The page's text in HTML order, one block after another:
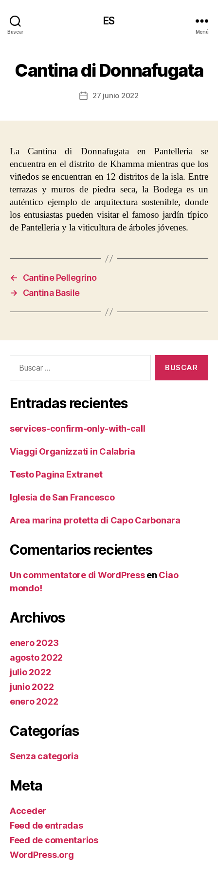
Buscar
ES
Menú
Cantina di Donnafugata
Fecha27 junio 2022
La Cantina di Donnafugata en Pantelleria se
encuentra en el distrito de Khamma mientras que los
viñedos se encuentran en 12 distritos de la isla. Entre
terrazas y muros de piedra seca, la Bodega es un
auténtico ejemplo de arquitectura sostenible, donde
los entusiastas pueden visitar el famoso jardín típico
de Pantelleria y la viticultura de árboles jóvenes.
←
Cantine Pellegrino
→
Cantina Basile
Entradas recientes
services-confirm-only-with-call
Viaggi Organizzati in Calabria
Testo Pagina Extranet
Iglesia de San Francesco
Area marina protetta di Capo Carbonara
Comentarios recientes
Un commentatore di WordPressen Ciao
mondo!
Archivos
enero 2023
agosto 2022
julio 2022
junio 2022
enero 2022
Categorías
Senza categoria
Meta
Acceder
Feed de entradas
Feed de comentarios
WordPress.org